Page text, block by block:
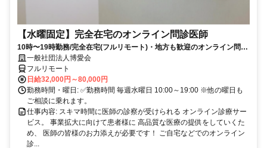
【水曜固定】完全在宅のオンライン問診医師
10時〜19時勤務/完全在宅(フルリモート)・地方も歓迎のオンライン問診
業務一般社団法人博愛会
フルリモート
日給32,000円～80,000円
勤務時間・曜日: ✅勤務時間 毎週水曜日 10:00～19:00 ※他の曜日も
ご相談に乗れます。
仕事内容: スキマ時間に医師の診察が受けられる オンライン診療サー
ビス。 事業拡大に向けて患者様に 高品質な医療の提供をしていくた
め、 医師の皆様のお力添えが必要です！ ご自宅などでのオンライン
診...